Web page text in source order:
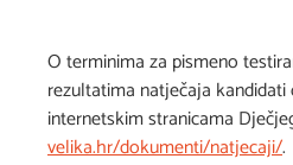
O terminima za pismeno
rezultatima natječaja
internetskim stranicama
velika.hr/dokumenti/natjecaji/.